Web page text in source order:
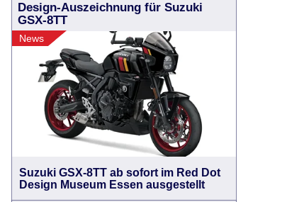
Design-Auszeichnung für Suzuki
GSX-8TT
News
Suzuki GSX-8TT ab sofort im Red Dot
Design Museum Essen ausgestellt